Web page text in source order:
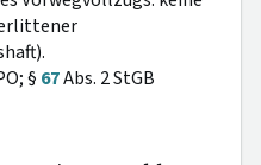
§ 67Abs. 2 StGB